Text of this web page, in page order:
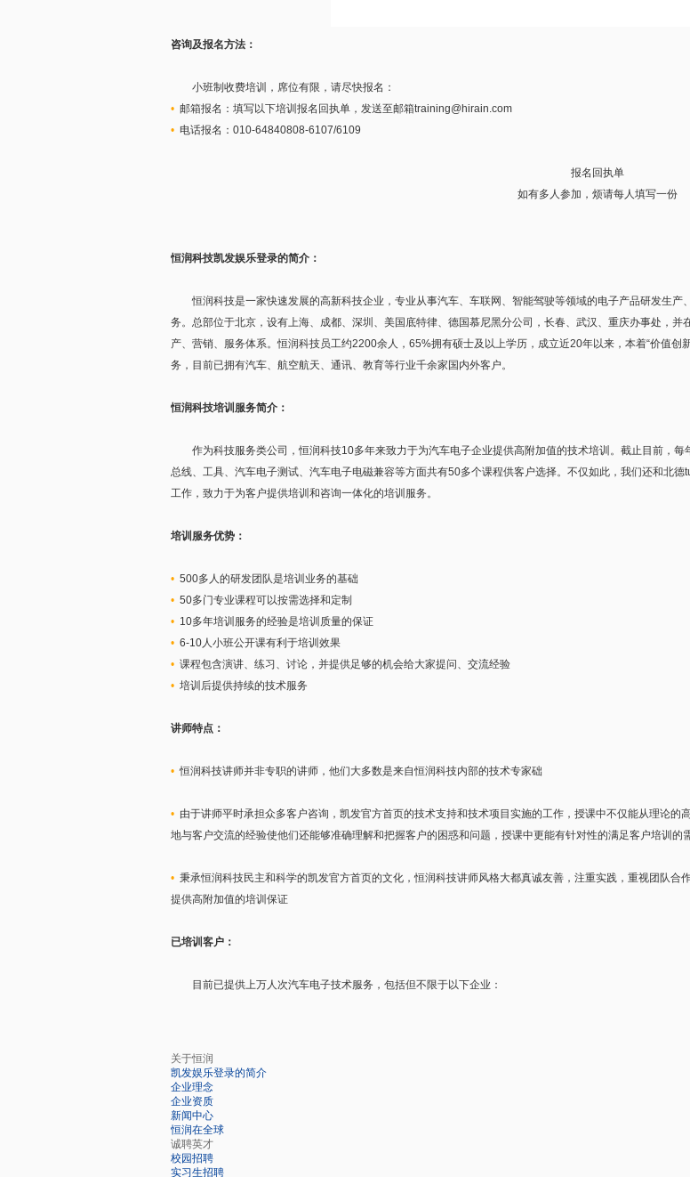
咨询及报名方法：
小班制收费培训，席位有限，请尽快报名：
• 邮箱报名：填写以下培训报名回执单，发送至邮箱training@hirain.com
• 电话报名：010-64840808-6107/6109
报名回执单
如有多人参加，烦请每人填写一份
恒润科技凯发娱乐登录的简介：
恒润科技是一家快速发展的高新科技企业，专业从事汽车、车联网、智能驾驶等领域的电子产品研发生产
务。总部位于北京，设有上海、成都、深圳、美国底特律、德国慕尼黑分公司，长春、武汉、重庆办事处，
产、营销、服务体系。恒润科技员工约2200余人，65%拥有硕士及以上学历，成立近20年以来，本着“价值创
务，目前已拥有汽车、航空航天、通讯、教育等行业千余家国内外客户。
恒润科技培训服务简介：
作为科技服务类公司，恒润科技10多年来致力于为汽车电子企业提供高附加值的技术培训。截止目前，每
总线、工具、汽车电子测试、汽车电子电磁兼容等方面共有50多个课程供客户选择。不仅如此，我们还和北
工作，致力于为客户提供培训和咨询一体化的培训服务。
培训服务优势：
• 500多人的研发团队是培训业务的基础
• 50多门专业课程可以按需选择和定制
• 10多年培训服务的经验是培训质量的保证
• 6-10人小班公开课有利于培训效果
• 课程包含演讲、练习、讨论，并提供足够的机会给大家提问、交流经验
• 培训后提供持续的技术服务
讲师特点：
•恒润科技讲师并非专职的讲师，他们大多数是来自恒润科技内部的技术专家础
• 由于讲师平时承担众多客户咨询，凯发官方首页的技术支持和技术项目实施的工作，授课中不仅能从理论
地与客户交流的经验使他们还能够准确理解和把握客户的困惑和问题，授课中更能有针对性的满足客户培训的
• 秉承恒润科技民主和科学的凯发官方首页的文化，恒润科技讲师风格大都真诚友善，注重实践，重视团队
提供高附加值的培训保证
已培训客户：
目前已提供上万人次汽车电子技术服务，包括但不限于以下企业：
关于恒润
凯发娱乐登录的简介
企业理念
企业资质
新闻中心
恒润在全球
诚聘英才
校园招聘
实习生招聘